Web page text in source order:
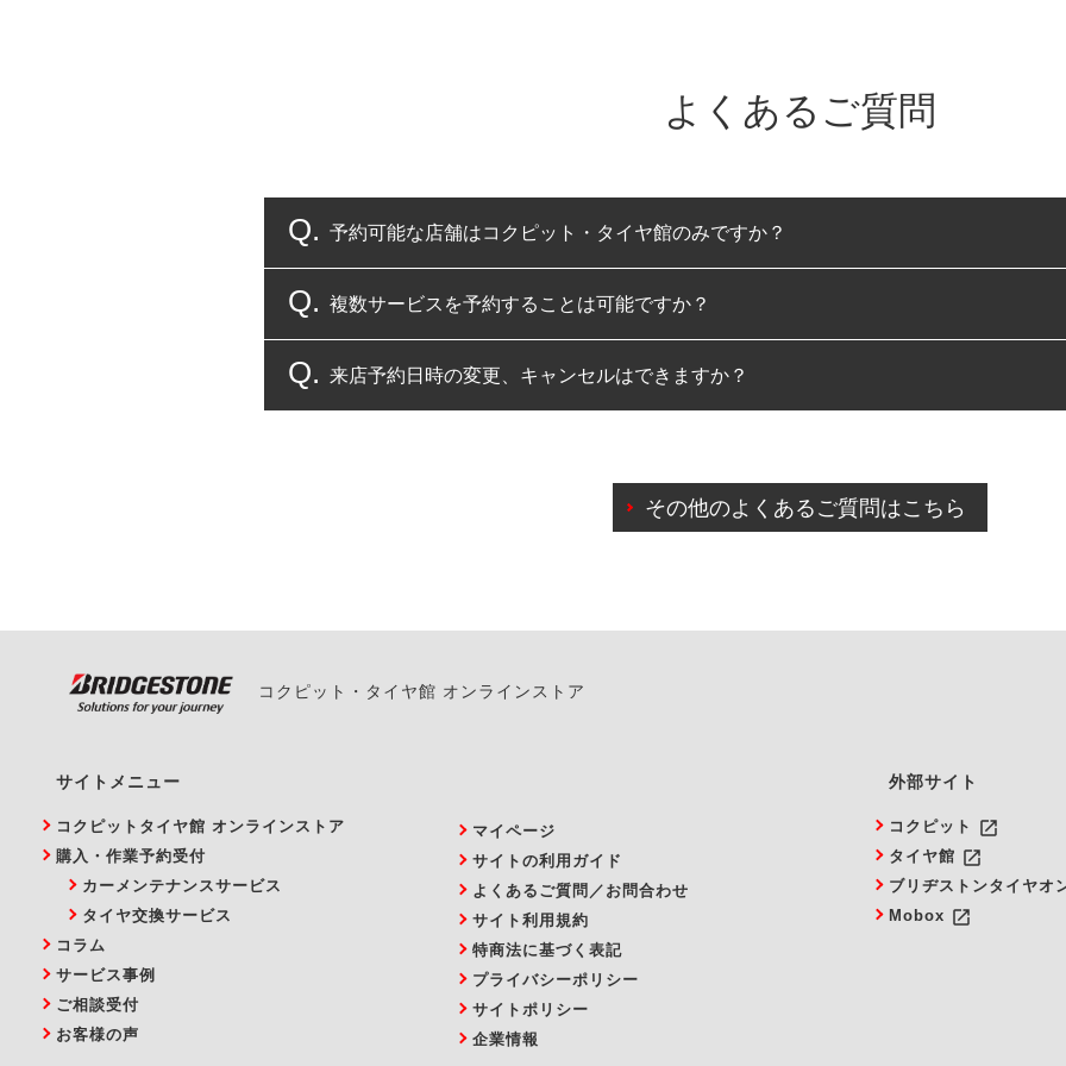
よくあるご質問
予約可能な店舗はコクピット・タイヤ館のみですか？
コクピット・タイヤ館のみとなります。
複数サービスを予約することは可能ですか？
複数サービスのご予約は可能です。
来店予約日時の変更、キャンセルはできますか？
また、やむを得ない事由によりご予約のキャンセルをご希望の際は、直接ご予約いた
その他のよくあるご質問はこちら
コクピット・タイヤ館 オンラインストア
サイトメニュー
コクピットタイヤ館 オンラインストア
購入・作業予約受付
カーメンテナンスサービス
タイヤ交換サービス
コラム
サービス事例
ご相談受付
お客様の声
マイページ
サイトの利用ガイド
よくあるご質問／お問合わせ
サイト利用規約
特商法に基づく表記
プライバシーポリシー
サイトポリシー
企業情報
外部サイト
コクピット launch
タイヤ館 launch
ブリヂストンタイヤオ
Mobox launch